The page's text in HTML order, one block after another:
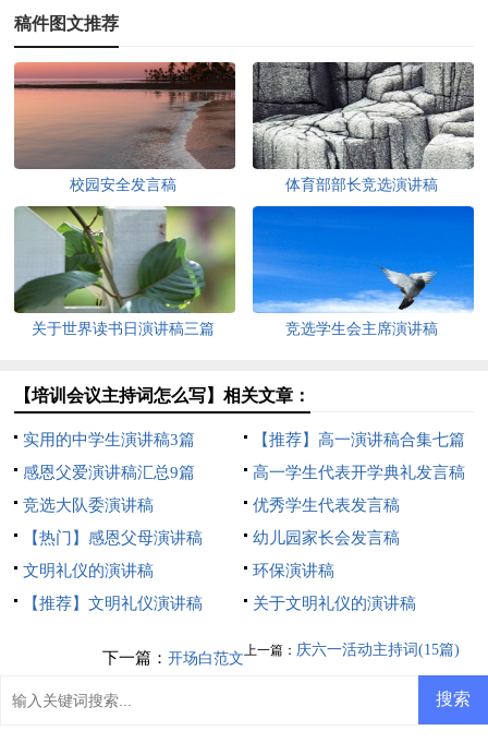
稿件图文推荐
校园安全发言稿 体育部部长竞选演讲稿
关于世界读书日演讲稿三篇 竞选学生会主席演讲稿
【培训会议主持词怎么写】相关文章：
实用的中学生演讲稿3篇
【推荐】高一演讲稿合集七篇
感恩父爱演讲稿汇总9篇
高一学生代表开学典礼发言稿
竞选大队委演讲稿
优秀学生代表发言稿
【热门】感恩父母演讲稿
幼儿园家长会发言稿
文明礼仪的演讲稿
环保演讲稿
【推荐】文明礼仪演讲稿
关于文明礼仪的演讲稿
上一篇： 庆六一活动主持词(15篇)
下一篇： 开场白范文